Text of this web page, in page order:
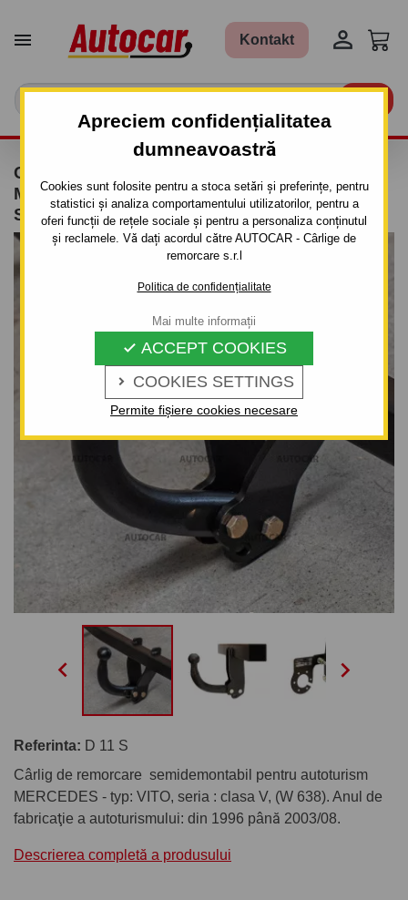
Apreciem confidențialitatea
dumneavoastră
Cookies sunt folosite pentru a stoca setări și preferințe, pentru
statistici și analiza comportamentului utilizatorilor, pentru a
oferi funcții de rețele sociale și pentru a personaliza conținutul
și reclamele. Vă dați acordul către AUTOCAR - Cârlige de
remorcare s.r.l
Politica de confidențialitate
 COOKIES SETTINGS
 ACCEPT COOKIES
Permite fișiere cookies necesare
Mai multe informații
 Kontakt 
CÂRLIG DE REMORCARE PENTRU
MERCEDES VITO - CLASA V, (W 638) -
SISTEM SEMIDEMONTABIL -CU ŞURUBURI
 
Referinta: D 11 S
Cârlig de remorcare semidemontabil pentru autoturism
MERCEDES - typ: VITO, seria : clasa V, (W 638). Anul de
fabricaţie a autoturismului: din 1996 până 2003/08.
Descrierea completă a produsului